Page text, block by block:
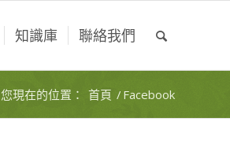
知識庫 聯絡我們
您現在的位置： 首頁 / Facebook